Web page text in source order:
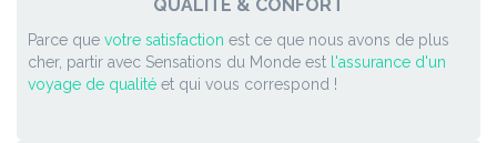
QUALITÉ & CONFORT
Parce que votre satisfaction est ce que nous avons de plus
cher, partir avec Sensations du Monde est l'assurance d'un
voyage de qualité et qui vous correspond !